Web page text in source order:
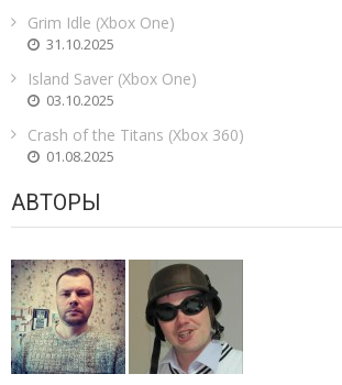
Grim Idle (Xbox One)
31.10.2025
Island Saver (Xbox One)
03.10.2025
Crash of the Titans (Xbox 360)
01.08.2025
АВТОРЫ